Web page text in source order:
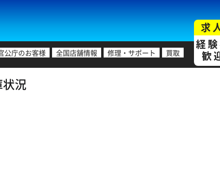
公庁のお客様 全国店舗情報 修理・サポート 買取
求
経
歓
況